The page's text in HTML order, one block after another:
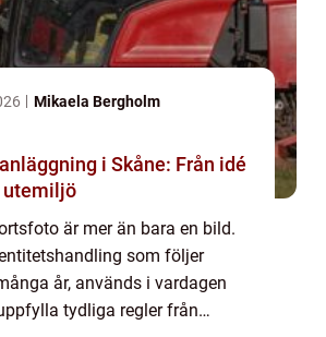
Mikaela Bergholm
i Skåne: Från idé
är mer än bara en bild.
som följer
år, används i vardagen
tydliga regler från